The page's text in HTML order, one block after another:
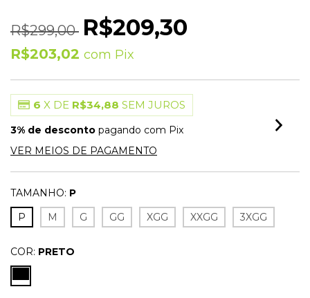
R$299,00 R$209,30
R$203,02 com Pix
6 X DE R$34,88 SEM JUROS
3% de desconto pagando com Pix
VER MEIOS DE PAGAMENTO
TAMANHO: P
P
M G GG XGG XXGG 3XGG
COR: PRETO